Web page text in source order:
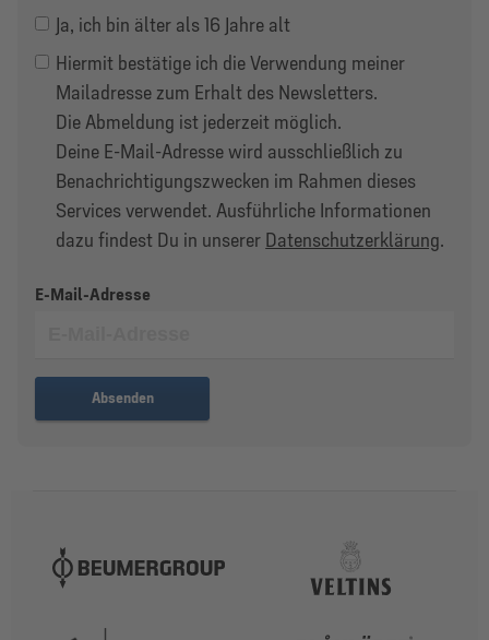
Ja, ich bin älter als 16 Jahre alt
Hiermit bestätige ich die Verwendung meiner
Mailadresse zum Erhalt des Newsletters.
Die Abmeldung ist jederzeit möglich.
Deine E-Mail-Adresse wird ausschließlich zu
Benachrichtigungs­zwecken im Rahmen dieses
Services verwendet. Ausführliche Informationen
dazu findest Du in unserer Datenschutzerklärung.
E-Mail-Adresse
Absenden